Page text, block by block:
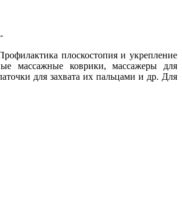
плоскостопия и укрепление
массажные коврики, массажеры для
для захвата их пальцами и др. Для